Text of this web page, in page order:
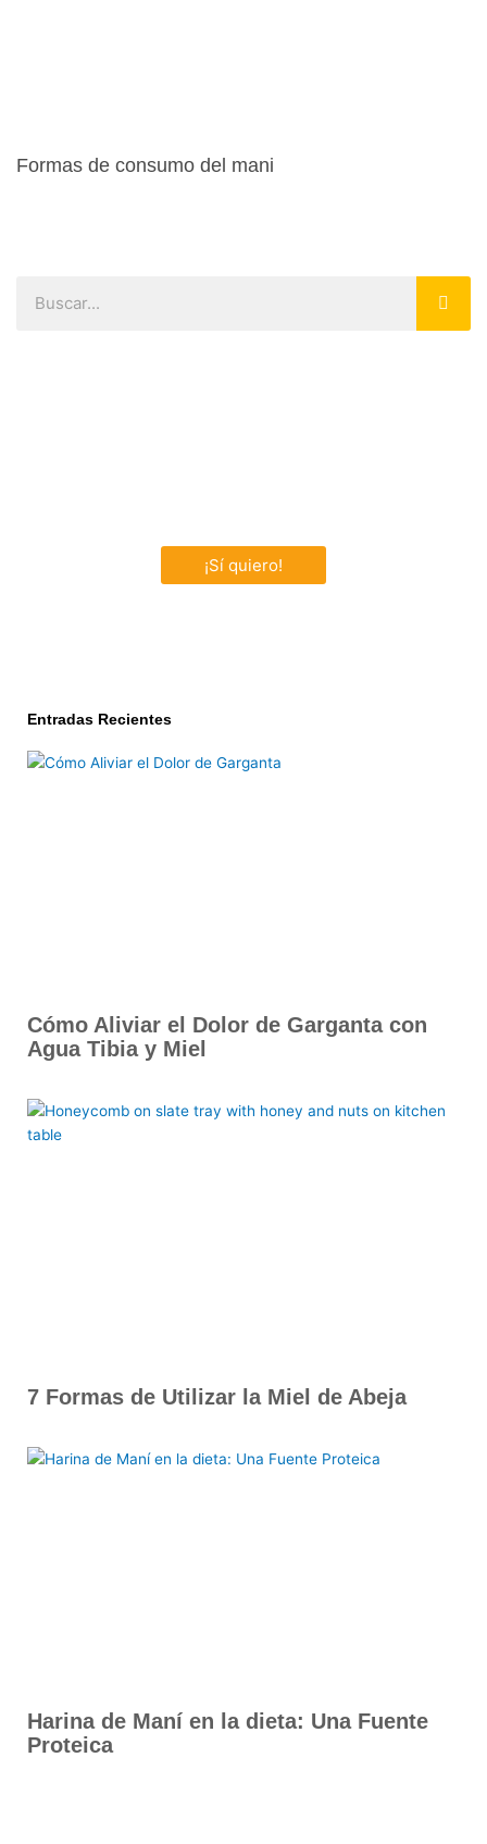
Formas de consumo del mani
¡Sí quiero!
Entradas Recientes
Cómo Aliviar el Dolor de Garganta con
Agua Tibia y Miel
7 Formas de Utilizar la Miel de Abeja
Harina de Maní en la dieta: Una Fuente
Proteica